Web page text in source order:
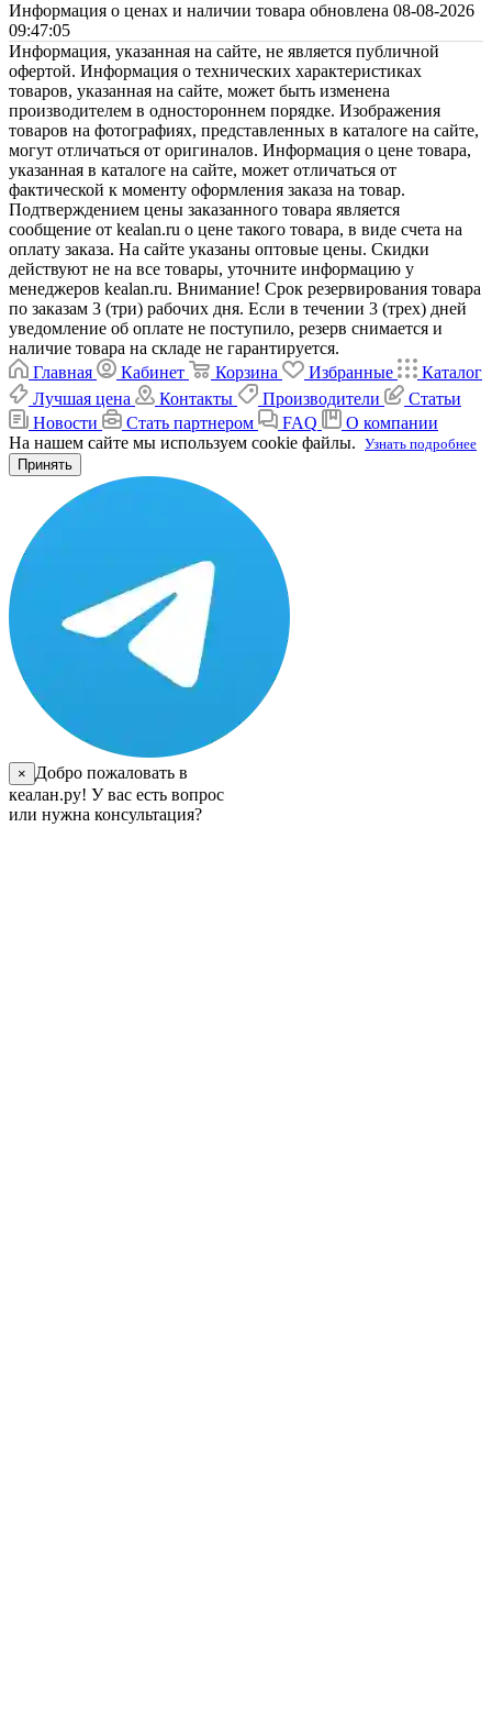
Информация о ценах и наличии товара обновлена 08-08-2026
09:47:05
Информация, указанная на сайте, не является публичной
офертой. Информация о технических характеристиках
товаров, указанная на сайте, может быть изменена
производителем в одностороннем порядке. Изображения
товаров на фотографиях, представленных в каталоге на сайте,
могут отличаться от оригиналов. Информация о цене товара,
указанная в каталоге на сайте, может отличаться от
фактической к моменту оформления заказа на товар.
Подтверждением цены заказанного товара является
сообщение от kealan.ru о цене такого товара, в виде счета на
оплату заказа. На сайте указаны оптовые цены. Скидки
действуют не на все товары, уточните информацию у
менеджеров kealan.ru. Внимание! Срок резервирования товара
по заказам 3 (три) рабочих дня. Если в течении 3 (трех) дней
уведомление об оплате не поступило, резерв снимается и
наличие товара на складе не гарантируется.
Главная
Кабинет Корзина Избранные
Каталог
Лучшая цена
Контакты Производители
Статьи
Новости
Стать партнером FAQ
О компании
На нашем сайте мы используем cookie файлы. Узнать подробнее
Принять
×
Добро пожаловать в
кеалан.ру! У вас есть вопрос
или нужна консультация?